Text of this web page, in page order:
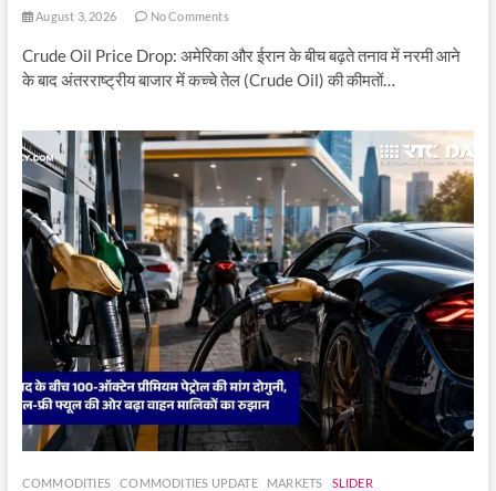
August 3, 2026 No Comments
Crude Oil Price Drop: अमेरिका और ईरान के बीच बढ़ते तनाव में नरमी आने
के बाद अंतरराष्ट्रीय बाजार में कच्चे तेल (Crude Oil) की कीमतों…
COMMODITIES COMMODITIES UPDATE MARKETS SLIDER